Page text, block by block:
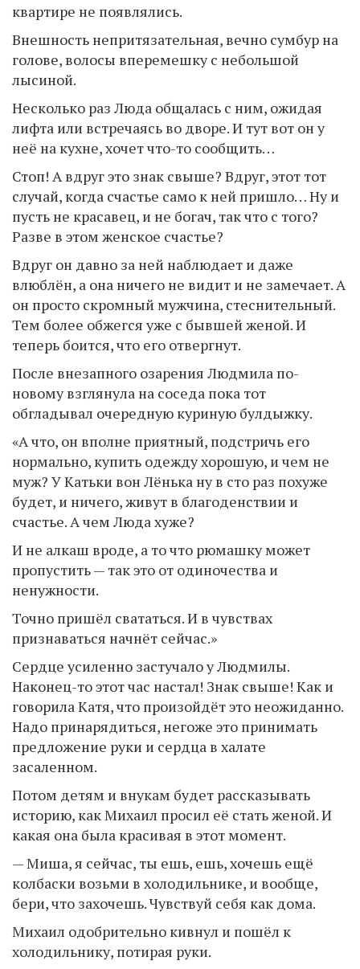
квартире не появлялись.
Внешность непритязательная, вечно сумбур на
голове, волосы вперемешку с небольшой
лысиной.
Несколько раз Люда общалась с ним, ожидая
лифта или встречаясь во дворе. И тут вот он у
неё на кухне, хочет что-то сообщить…
Стоп! А вдруг это знак свыше? Вдруг, этот тот
случай, когда счастье само к ней пришло… Ну и
пусть не красавец, и не богач, так что с того?
Разве в этом женское счастье?
Вдруг он давно за ней наблюдает и даже
влюблён, а она ничего не видит и не замечает. А
он просто скромный мужчина, стеснительный.
Тем более обжегся уже с бывшей женой. И
теперь боится, что его отвергнут.
После внезапного озарения Людмила по-
новому взглянула на соседа пока тот
обгладывал очередную куриную булдыжку.
«А что, он вполне приятный, подстричь его
нормально, купить одежду хорошую, и чем не
муж? У Катьки вон Лёнька ну в сто раз похуже
будет, и ничего, живут в благоденствии и
счастье. А чем Люда хуже?
И не алкаш вроде, а то что рюмашку может
пропустить — так это от одиночества и
ненужности.
Точно пришёл свататься. И в чувствах
признаваться начнёт сейчас.»
Сердце усиленно застучало у Людмилы.
Наконец-то этот час настал! Знак свыше! Как и
говорила Катя, что произойдёт это неожиданно.
Надо принарядиться, негоже это принимать
предложение руки и сердца в халате
засаленном.
Потом детям и внукам будет рассказывать
историю, как Михаил просил её стать женой. И
какая она была красивая в этот момент.
— Миша, я сейчас, ты ешь, ешь, хочешь ещё
колбаски возьми в холодильнике, и вообще,
бери, что захочешь. Чувствуй себя как дома.
Михаил одобрительно кивнул и пошёл к
холодильнику, потирая руки.